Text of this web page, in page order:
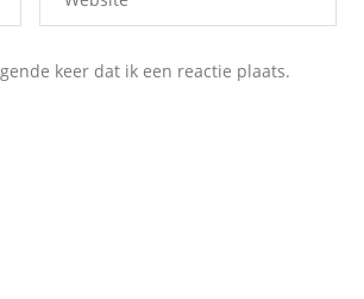
keer dat ik een reactie plaats.